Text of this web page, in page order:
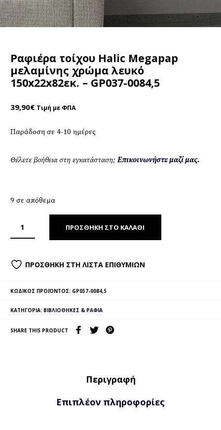
Ραφιέρα τοίχου Halic Megapap
μελαμίνης χρώμα λευκό
150x22x82εκ. – GP037-0084,5
39,90€ Τιμή με ΦΠΑ
Παράδοση σε 4-10 ημέρες
Θέλετε βοήθεια στη εγκατάσταση; Επικοινωνήστε μαζί μας.
9 σε απόθεμα
ΠΡΟΣΘΉΚΗ ΣΤΟ ΚΑΛΆΘΙ
ΠΡΟΣΘΉΚΗ ΣΤΗ ΛΊΣΤΑ ΕΠΙΘΥΜΙΏΝ
ΚΩΔΙΚΌΣ ΠΡΟΪΌΝΤΟΣ: GP037-0084,5
ΚΑΤΗΓΟΡΊΑ: ΒΙΒΛΙΟΘΉΚΕΣ & ΡΆΦΙΑ
SHARE THIS PRODUCT
Περιγραφή
Επιπλέον πληροφορίες